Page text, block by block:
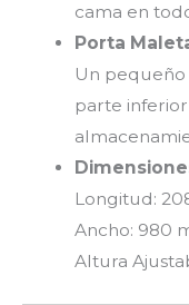
cama en
Porta
Un
parte
Longitud:
Ancho: 980
Altura